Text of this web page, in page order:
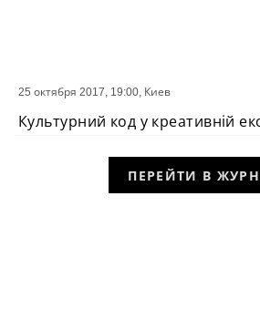
СОБЫТИЕ
25 октября 2017, 19:00, Киев
Культурний код у креативній
ПЕРЕЙТИ В